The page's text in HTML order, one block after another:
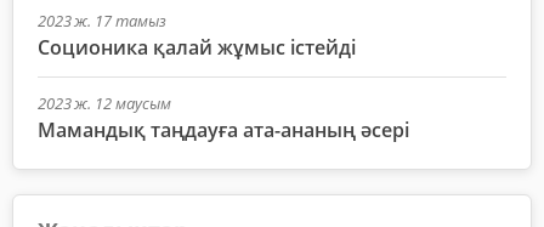
2023 ж. 17 тамыз
Соционика қалай жұмыс істейді
2023 ж. 12 маусым
Мамандық таңдауға ата-ананың әсері